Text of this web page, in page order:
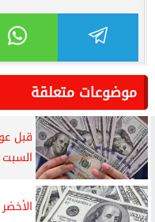
موضوعات متعلقة
قبل
السبت 23 مايو 2026 في...